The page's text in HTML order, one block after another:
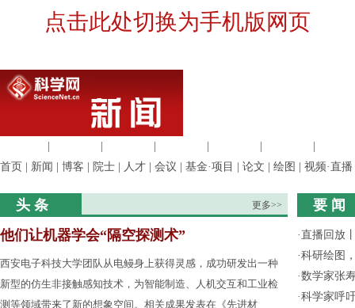
点击此处切换为手机版网页
首页
新闻 博客 院士 人才 会议 基金·项目 论文 绘图 视频·直播
头 条 更多>>
他们让机器学会“隔空探测术”
西安电子科技大学团队从电鳗身上获得灵感，成功研发出一种
新型的仿生非接触感知技术，为智能制造、人机交互和工业检
测等领域带来了新的想象空间。相关成果发表在《先进材
要 闻
·直播回放
·科研绘图
·数学家张
·科学家呼